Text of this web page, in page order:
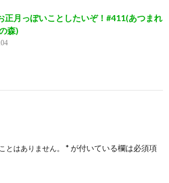
正月っぽいことしたいぞ！#411(あつまれ
森)
とはありません。 *が付いている欄は必須項